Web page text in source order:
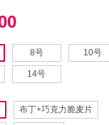
8号 10号
14号
布丁+巧克力脆麦片